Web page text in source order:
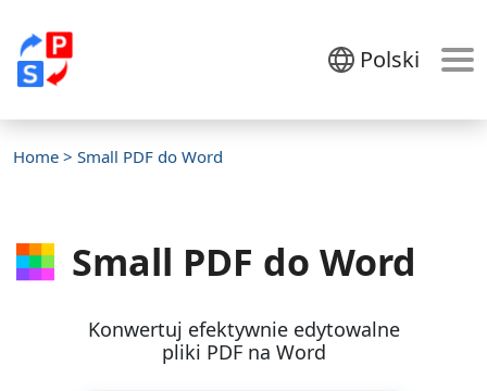
Polski
Home > Small PDF do Word
Small PDF do Word
Konwertuj efektywnie edytowalne
pliki PDF na Word